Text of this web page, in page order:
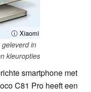
ⓘ Xiaomi
in
kleuropties
smartphone met
C81 Pro heeft een